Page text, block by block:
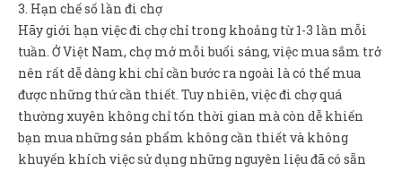
3. Hạn chế số lần đi chợ
Hãy giới hạn việc đi chợ chỉ trong khoảng từ 1-3 lần mỗi
tuần. Ở Việt Nam, chợ mở mỗi buổi sáng, việc mua sắm trở
nên rất dễ dàng khi chỉ cần bước ra ngoài là có thể mua
được những thứ cần thiết. Tuy nhiên, việc đi chợ quá
thường xuyên không chỉ tốn thời gian mà còn dễ khiến
bạn mua những sản phẩm không cần thiết và không
khuyến khích việc sử dụng những nguyên liệu đã có sẵn